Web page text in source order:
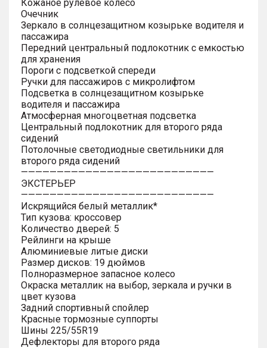
Кожаное рулевое колесо
Очечник
Зеркало в солнцезащитном козырьке водителя и
пассажира
Передний центральный подлокотник с емкостью
для хранения
Пороги с подсветкой спереди
Ручки для пассажиров с микролифтом
Подсветка в солнцезащитном козырьке
водителя и пассажира
Атмосферная многоцветная подсветка
Центральный подлокотник для второго ряда
сидений
Потолочные светодиодные светильники для
второго ряда сидений
———————————————————————————
ЭКСТЕРЬЕР
———————————————————————————
Искрящийся белый металлик*
Тип кузова: кроссовер
Количество дверей: 5
Рейлинги на крыше
Алюминиевые литые диски
Размер дисков: 19 дюймов
Полноразмерное запасное колесо
Окраска металлик на выбор, зеркала и ручки в
цвет кузова
Задний спортивный спойлер
Красные тормозные суппорты
Шины 225/55R19
Дефлекторы для второго ряда